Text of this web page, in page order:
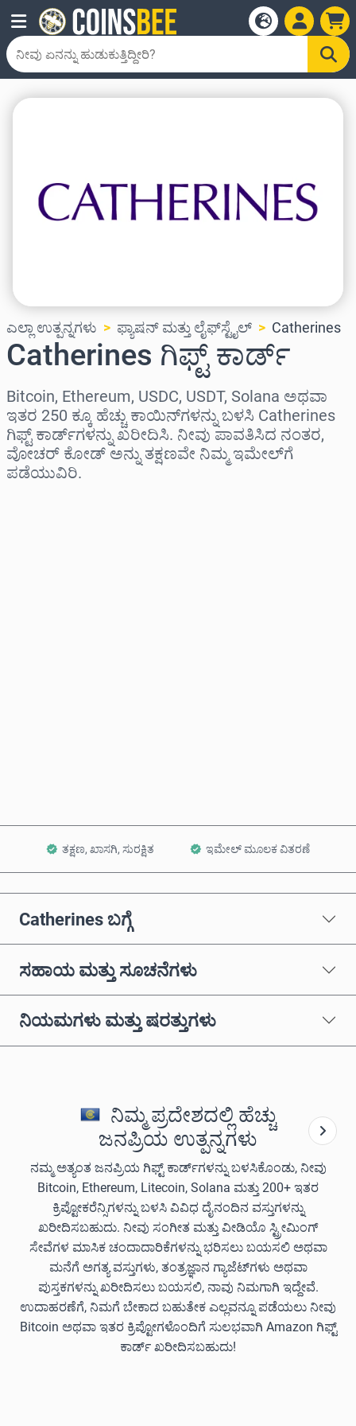
ಎಲ್ಲಾ ಉತ್ಪನ್ನಗಳು ಫ್ಯಾಷನ್ ಮತ್ತು ಲೈಫ್‌ಸ್ಟೈಲ್ Catherines
Catherines ಗಿಫ್ಟ್ ಕಾರ್ಡ್
Bitcoin, Ethereum, USDC, USDT, Solana ಅಥವಾ
ಇತರ 250 ಕ್ಕೂ ಹೆಚ್ಚು ಕಾಯಿನ್‌ಗಳನ್ನು ಬಳಸಿ Catherines
ಗಿಫ್ಟ್ ಕಾರ್ಡ್‌ಗಳನ್ನು ಖರೀದಿಸಿ. ನೀವು ಪಾವತಿಸಿದ ನಂತರ,
ವೋಚರ್ ಕೋಡ್ ಅನ್ನು ತಕ್ಷಣವೇ ನಿಮ್ಮ ಇಮೇಲ್‌ಗೆ
ಪಡೆಯುವಿರಿ.
ತಕ್ಷಣ, ಖಾಸಗಿ, ಸುರಕ್ಷಿತ ಇಮೇಲ್ ಮೂಲಕ ವಿತರಣೆ
Catherines ಬಗ್ಗೆ
ಸಹಾಯ ಮತ್ತು ಸೂಚನೆಗಳು
ನಿಯಮಗಳು ಮತ್ತು ಷರತ್ತುಗಳು
ನಿಮ್ಮ ಪ್ರದೇಶದಲ್ಲಿ ಹೆಚ್ಚು
ಜನಪ್ರಿಯ ಉತ್ಪನ್ನಗಳು
ನಮ್ಮ ಅತ್ಯಂತ ಜನಪ್ರಿಯ ಗಿಫ್ಟ್ ಕಾರ್ಡ್‌ಗಳನ್ನು ಬಳಸಿಕೊಂಡು, ನೀವು
Bitcoin, Ethereum, Litecoin, Solana ಮತ್ತು 200+ ಇತರ
ಕ್ರಿಪ್ಟೋಕರೆನ್ಸಿಗಳನ್ನು ಬಳಸಿ ವಿವಿಧ ದೈನಂದಿನ ವಸ್ತುಗಳನ್ನು
ಖರೀದಿಸಬಹುದು. ನೀವು ಸಂಗೀತ ಮತ್ತು ವೀಡಿಯೊ ಸ್ಟ್ರೀಮಿಂಗ್
ಸೇವೆಗಳ ಮಾಸಿಕ ಚಂದಾದಾರಿಕೆಗಳನ್ನು ಭರಿಸಲು ಬಯಸಲಿ ಅಥವಾ
ಮನೆಗೆ ಅಗತ್ಯ ವಸ್ತುಗಳು, ತಂತ್ರಜ್ಞಾನ ಗ್ಯಾಜೆಟ್‌ಗಳು ಅಥವಾ
ಪುಸ್ತಕಗಳನ್ನು ಖರೀದಿಸಲು ಬಯಸಲಿ, ನಾವು ನಿಮಗಾಗಿ ಇದ್ದೇವೆ.
ಉದಾಹರಣೆಗೆ, ನಿಮಗೆ ಬೇಕಾದ ಬಹುತೇಕ ಎಲ್ಲವನ್ನೂ ಪಡೆಯಲು ನೀವು
Bitcoin ಅಥವಾ ಇತರ ಕ್ರಿಪ್ಟೋಗಳೊಂದಿಗೆ ಸುಲಭವಾಗಿ Amazon ಗಿಫ್ಟ್
ಕಾರ್ಡ್ ಖರೀದಿಸಬಹುದು!